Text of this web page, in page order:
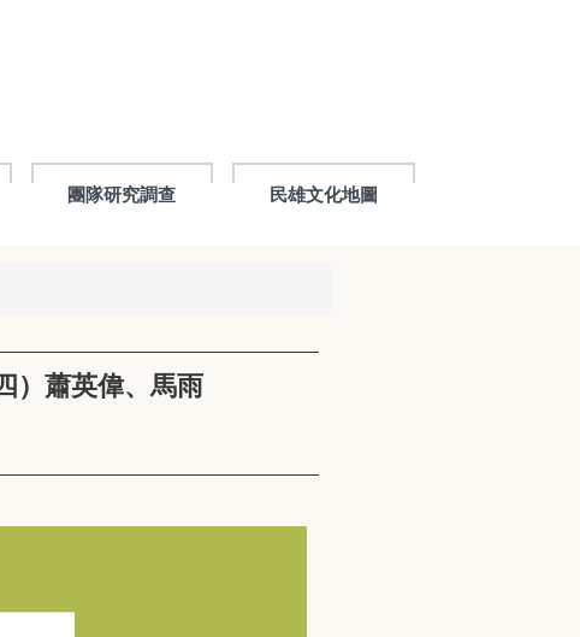
團隊研究調查 民雄文化地圖
）蕭英偉、馬雨